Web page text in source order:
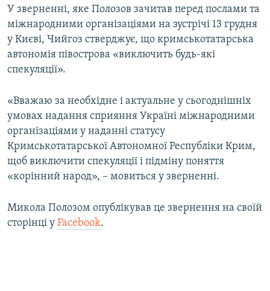
ВІДЕОУРОКИ «ELIFBE»
СВІДЧЕННЯ ОКУПАЦІЇ
УКРАЇНСЬКА ПРОБЛЕМА КРИМУ
ІНФОГРАФІКА
Русский
Qırımtatar
ДОЛУЧАЙСЯ!
Усі сайти RFE/RL
У зверненні, яке Полозов зачитав перед послами та
міжнародними організаціями на зустрічі 13 грудня
у Києві, Чийгоз стверджує, що кримськотатарська
автономія півострова «виключить будь-які
спекуляції».
«Вважаю за необхідне і актуальне у сьогоднішніх
умовах надання сприяння Україні міжнародними
організаціями у наданні статусу
Кримськотатарської Автономної Республіки Крим,
щоб виключити спекуляції і підміну поняття
«корінний народ», – мовиться у зверненні.
Микола Полозом опублікував це звернення на своїй
сторінці у Facebook.